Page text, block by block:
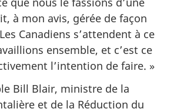
à mon avis, gérée de façon
Canadiens s’attendent à ce
ensemble, et c’est ce
l’intention de faire. »
Bill Blair, ministre de la
et de la Réduction du